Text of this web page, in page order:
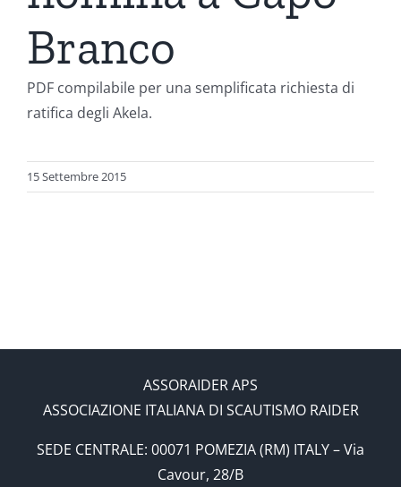
Branco
PDF compilabile per una semplificata richiesta di
ratifica degli Akela.
15 Settembre 2015
ASSORAIDER APS
ASSOCIAZIONE ITALIANA DI SCAUTISMO RAIDER
SEDE CENTRALE: 00071 POMEZIA (RM) ITALY – Via
Cavour, 28/B